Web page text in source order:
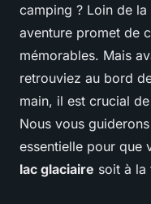
camping ? Loin de
aventure promet de
mémorables. Mais
retrouviez au bord
main, il est crucial
Nous vous
essentielle pour que
lac glaciaire soit à la